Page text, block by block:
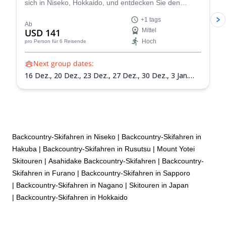
Sherpas ride provided quite nice and new Kästle Skis! Sherpas
recommend them to anyone looking for an unforgettable skiing
adventure.
sich in Niseko, Hokkaido, und entdecken Sie den
Skilehrer Nicolas.
Ab
USD 141
pro Person für 6 Reisende
+1 tags
Mittel
Hoch
Next group dates:
16 Dez., 20 Dez., 23 Dez., 27 Dez., 30 Dez., 3 Jan.
14 März 2027,17 März 2027,21 März 2027,24 März
2027,28 März 2027,31 März 2027
Backcountry-Skifahren in Niseko | Backcountry-Skifahren in
Hakuba | Backcountry-Skifahren in Rusutsu | Mount Yotei
Skitouren | Asahidake Backcountry-Skifahren | Backcountry-
Skifahren in Furano | Backcountry-Skifahren in Sapporo
| Backcountry-Skifahren in Nagano | Skitouren in Japan
| Backcountry-Skifahren in Hokkaido